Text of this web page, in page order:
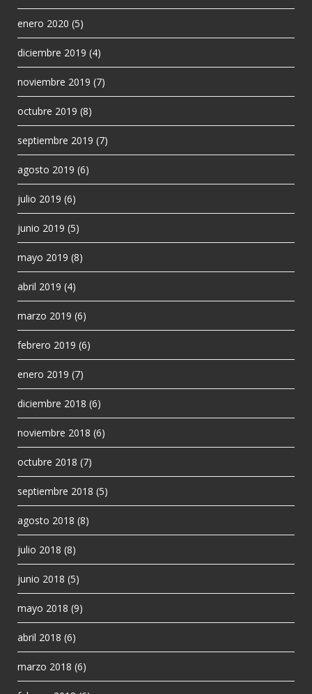
enero 2020 (5)
diciembre 2019 (4)
noviembre 2019 (7)
octubre 2019 (8)
septiembre 2019 (7)
agosto 2019 (6)
julio 2019 (6)
junio 2019 (5)
mayo 2019 (8)
abril 2019 (4)
marzo 2019 (6)
febrero 2019 (6)
enero 2019 (7)
diciembre 2018 (6)
noviembre 2018 (6)
octubre 2018 (7)
septiembre 2018 (5)
agosto 2018 (8)
julio 2018 (8)
junio 2018 (5)
mayo 2018 (9)
abril 2018 (6)
marzo 2018 (6)